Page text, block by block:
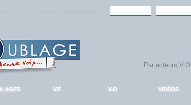
V.F V.O VIDÉOS